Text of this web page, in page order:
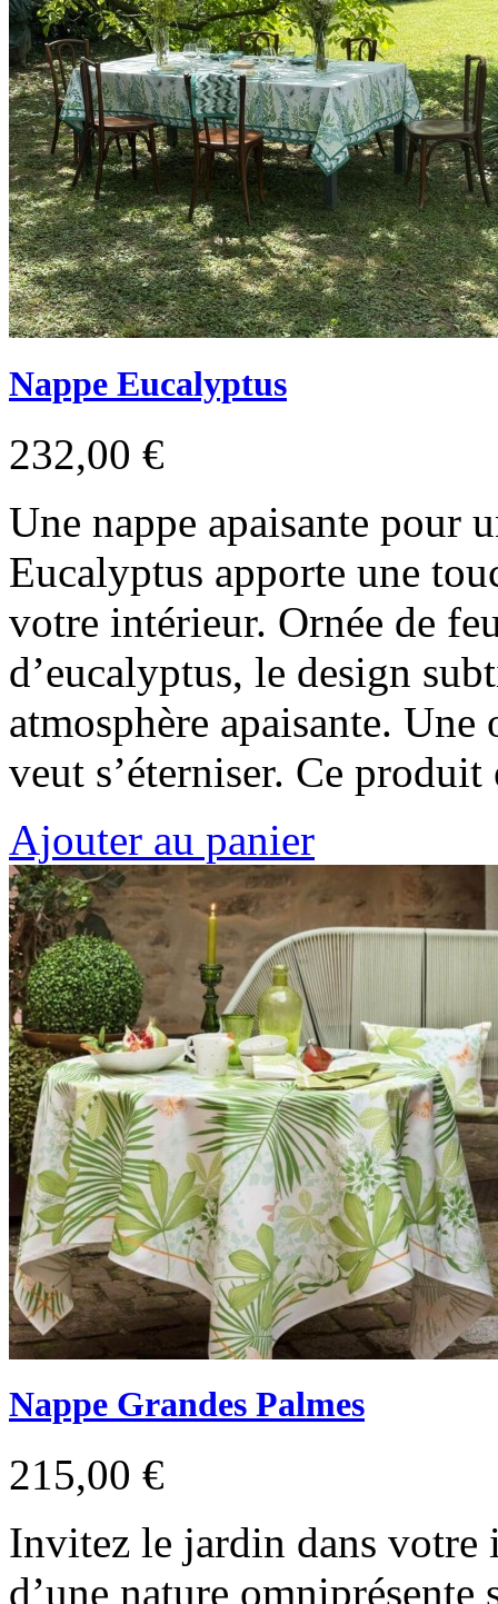
Nappe Eucalyptus
232,00 €
Une nappe apaisante pour
Eucalyptus apporte une
votre intérieur. Ornée de
d’eucalyptus, le design
atmosphère apaisante.
veut s’éterniser. Ce
Ajouter au panier
Nappe Grandes Palmes
215,00 €
Invitez le jardin dans votre
d’une nature omniprésente